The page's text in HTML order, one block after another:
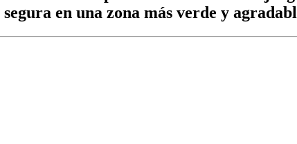
en una zona más verde y